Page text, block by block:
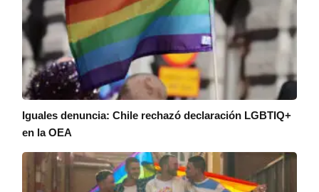
Iguales denuncia: Chile rechazó declaración LGBTIQ+
en la OEA